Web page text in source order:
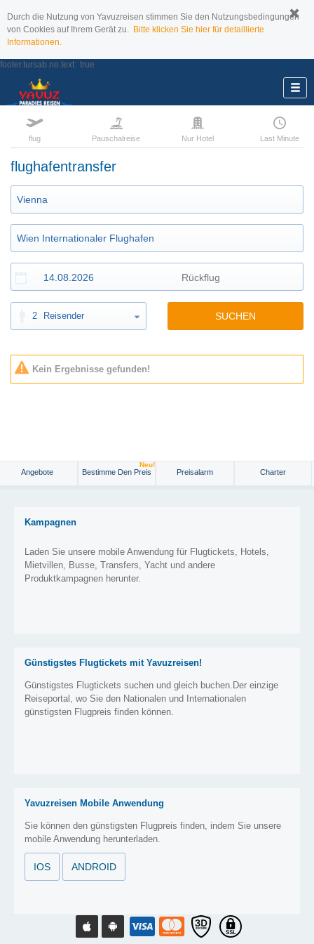
Durch die Nutzung von Yavuzreisen stimmen Sie den Nutzungsbedingungen
von Cookies auf Ihrem Gerät zu. Bitte klicken Sie hier für detaillierte
Informationen.
footer.tursab.no.text: true
flug Pauschalreise Nur Hotel Last Minute
flughafentransfer
2 Reisender SUCHEN
Kein Ergebnisse gefunden!
Angebote Bestimme Den Preis
Neu!
Preisalarm Charter
Kampagnen
Laden Sie unsere mobile Anwendung für Flugtickets, Hotels,
Mietvillen, Busse, Transfers, Yacht und andere
Produktkampagnen herunter.
Günstigstes Flugtickets mit Yavuzreisen!
Günstigstes Flugtickets suchen und gleich buchen.Der einzige
Reiseportal, wo Sie den Nationalen und Internationalen
günstigsten Flugpreis finden können.
Yavuzreisen Mobile Anwendung
Sie können den günstigsten Flugpreis finden, indem Sie unsere
mobile Anwendung herunterladen.
IOS ANDROID